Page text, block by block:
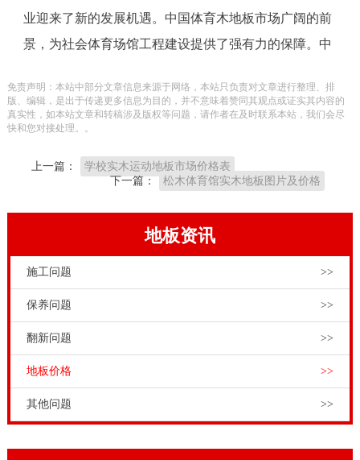
业迎来了新的发展机遇。中国体育木地板市场广阔的前
景，为社会体育场馆工程建设提供了强有力的保障。中
速，谁就能迎来新的辉煌！建议我国的运动木地板企
业，坚持品牌发展战略，为客户提供个性化定制运动木
羽毛球场馆对木地板的面板质量、消音、防潮等方面要
板结构，由面板+防潮消音膜+多层板+龙骨+优质橡胶垫
摩擦系数也要符合**标准，目前行业标准摩擦系数是
0.4-0.6，摩擦系数小于0.4容易打滑，大于0.6的话太糙。
馆木地板与地面的水分回到原来的状态，地板之间就会
出现缝隙，木地板的瓦状还没有消失，人们在地板上走
动时就会感到处处都响。体育馆木安装时由于地面水分
免责声明：本站中部分文章信息来源于网络，本站只负责对文章进行整理、排
版、编辑，是出于传递更多信息为目的，并不意味着赞同其观点或证实其内容的
真实性，如本站文章和转稿涉及版权等问题，请作者在及时联系本站，我们会尽
快和您对接处理。。
上一篇：
学校实木运动地板市场价格表
下一篇：
松木体育馆实木地板图片及价格
地板资讯
施工问题 >>
保养问题 >>
翻新问题 >>
地板价格 >>
其他问题 >>